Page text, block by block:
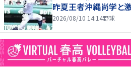
昨夏王者沖縄尚学と
2026/08/10 14:14野球